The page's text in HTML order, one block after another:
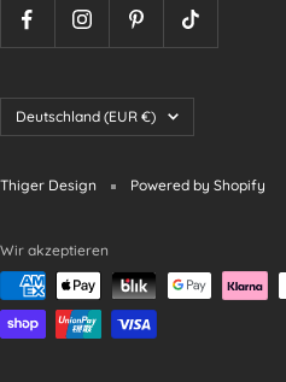
Land/Region
Deutschland (EUR €)
Thiger Design Powered by Shopify
Wir akzeptieren